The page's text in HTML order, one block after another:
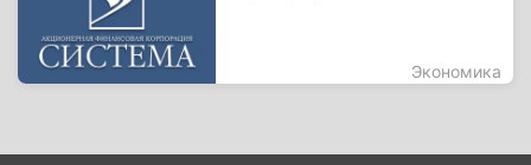
Экономика